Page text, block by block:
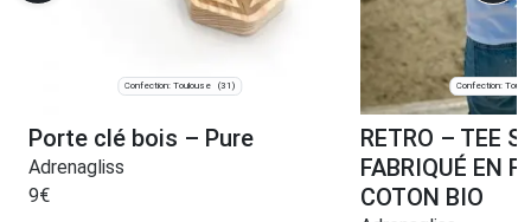
Confection: Toulouse (31)
Porte clé bois – Pure
Adrenagliss
9€
Confection:
RETRO – TEE
FABRIQUÉ EN
COTON BIO